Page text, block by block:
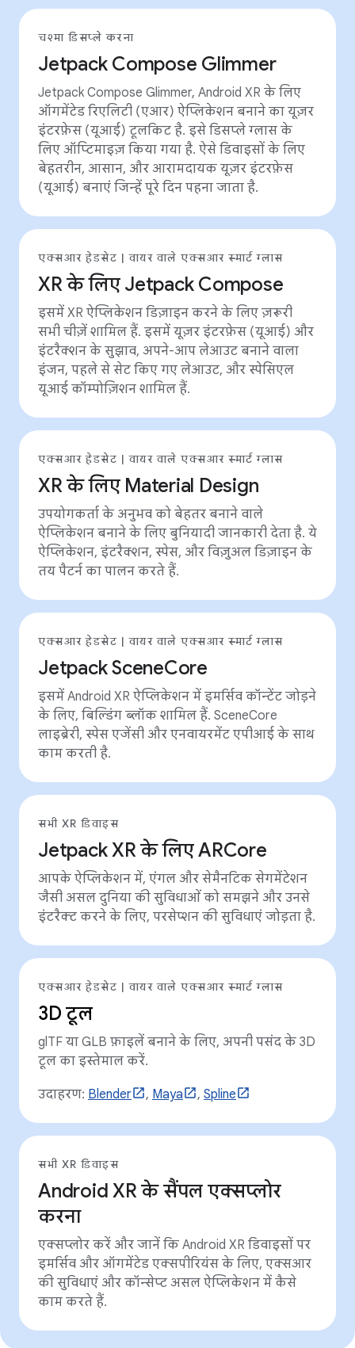
चश्मा डिसप्ले करना
Jetpack Compose Glimmer
Jetpack Compose Glimmer, Android XR के लिए
ऑगमेंटेड रिएलिटी (एआर) ऐप्लिकेशन बनाने का यूज़र
इंटरफ़ेस (यूआई) टूलकिट है. इसे डिसप्ले ग्लास के
लिए ऑप्टिमाइज़ किया गया है. ऐसे डिवाइसों के लिए
बेहतरीन, आसान, और आरामदायक यूज़र इंटरफ़ेस
(यूआई) बनाएं जिन्हें पूरे दिन पहना जाता है.
एक्सआर हेडसेट | वायर वाले एक्सआर स्मार्ट ग्लास
XR के लिए Jetpack Compose
इसमें XR ऐप्लिकेशन डिज़ाइन करने के लिए ज़रूरी
सभी चीज़ें शामिल हैं. इसमें यूज़र इंटरफ़ेस (यूआई) और
इंटरैक्शन के सुझाव, अपने-आप लेआउट बनाने वाला
इंजन, पहले से सेट किए गए लेआउट, और स्पेसिएल
यूआई कॉम्पोज़िशन शामिल हैं.
एक्सआर हेडसेट | वायर वाले एक्सआर स्मार्ट ग्लास
XR के लिए Material Design
उपयोगकर्ता के अनुभव को बेहतर बनाने वाले
ऐप्लिकेशन बनाने के लिए बुनियादी जानकारी देता है. ये
ऐप्लिकेशन, इंटरैक्शन, स्पेस, और विज़ुअल डिज़ाइन के
तय पैटर्न का पालन करते हैं.
एक्सआर हेडसेट | वायर वाले एक्सआर स्मार्ट ग्लास
Jetpack SceneCore
इसमें Android XR ऐप्लिकेशन में इमर्सिव कॉन्टेंट जोड़ने
के लिए, बिल्डिंग ब्लॉक शामिल हैं. SceneCore
लाइब्रेरी, स्पेस एजेंसी और एनवायरमेंट एपीआई के साथ
काम करती है.
सभी XR डिवाइस
Jetpack XR के लिए ARCore
आपके ऐप्लिकेशन में, एंगल और सेमैनटिक सेगमेंटेशन
जैसी असल दुनिया की सुविधाओं को समझने और उनसे
इंटरैक्ट करने के लिए, परसेप्शन की सुविधाएं जोड़ता है.
एक्सआर हेडसेट | वायर वाले एक्सआर स्मार्ट ग्लास
3D टूल
glTF या GLB फ़ाइलें बनाने के लिए, अपनी पसंद के 3D
टूल का इस्तेमाल करें.
उदाहरण: Blender , Maya , Spline
सभी XR डिवाइस
Android XR के सैंपल एक्सप्लोर
करना
एक्सप्लोर करें और जानें कि Android XR डिवाइसों पर
इमर्सिव और ऑगमेंटेड एक्सपीरियंस के लिए, एक्सआर
की सुविधाएं और कॉन्सेप्ट असल ऐप्लिकेशन में कैसे
काम करते हैं.